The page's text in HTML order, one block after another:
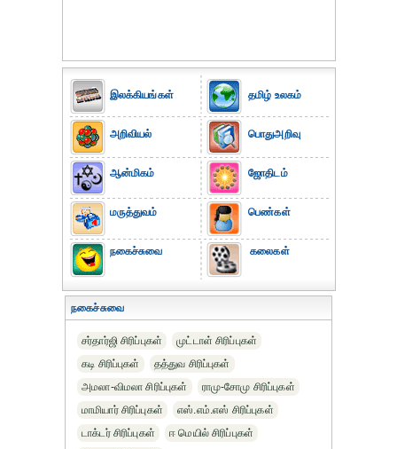
இலக்கியங்கள்
அறிவியல்
ஆன்மிகம்
மருத்துவம்
நகைச்சுவை
தமிழ் உலகம்
பொதுஅறிவு
ஜோதிடம்
பெண்கள்
கலைகள்
நகைச்சுவை
சர்தார்ஜி சிரிப்புகள்
முட்டாள் சிரிப்புகள்
கடி சிரிப்புகள்
தத்துவ சிரிப்புகள்
அமலா-விமலா சிரிப்புகள்
ராமு-சோமு சிரிப்புகள்
மாமியார் சிரிப்புகள்
எஸ்.எம்.எஸ் சிரிப்புகள்
டாக்டர் சிரிப்புகள்
ஈ மெயில் சிரிப்புகள்